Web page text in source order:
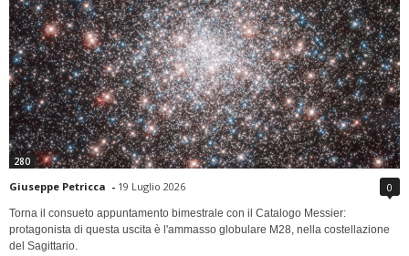
280
Giuseppe Petricca - 19 Luglio 2026 0
Torna il consueto appuntamento bimestrale con il Catalogo Messier:
protagonista di questa uscita è l'ammasso globulare M28, nella costellazione
del Sagittario.